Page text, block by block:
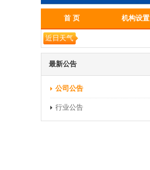
首 页 机构设置
近日天气
最新公告
公司公告
行业公告